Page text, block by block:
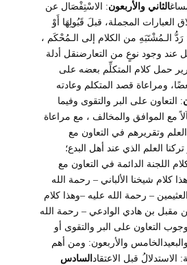
الثاني والأربعون: الاسْتِفْصَال عن
العبارات المجملة، قبلَ قَبُولِهَا أَوْ
رَدُّ الـمُشْتَبَهِ من الكلام إلى الـمُحْكَم ،
عند وجود نوعٍ من التعارضنقل أدلة
حمل كلام المتكلِّم بعضه على
ومراعاة قصد المتكلم وعادته
: التعاون على البر والتقوى وفيما
مع الموافق والمخالف ، مع مراعاة
وتقريرهم في التعاون مع
العلم الذي عند أهل البدع؛
اللجنة الدائمة في التعاون مع
كلام شيخنا الألباني – رحمة الله
– رحمة الله عليه –وهذا كلام
مقبل بن هادي الوادعي – رحمة الله
التعاون على البر والتقوى أو
والأربعون: ومن أهم
الاستدلالُ قبل الاعتقاد السادس